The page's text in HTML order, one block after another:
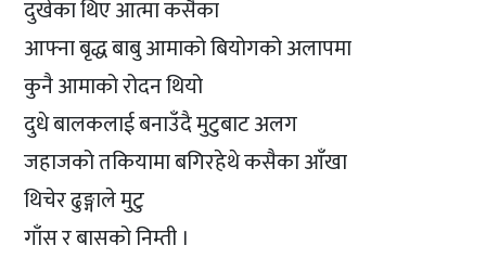
दुखेका थिए आत्मा कसैका
आफ्ना बृद्ध बाबु आमाको बियोगको अलापमा
कुनै आमाको रोदन थियो
दुधे बालकलाई बनाउँदै मुटुबाट अलग
जहाजको तकियामा बगिरहेथे कसैका आँखा
थिचेर ढुङ्गाले मुटु
गाँस र बासको निम्ती ।